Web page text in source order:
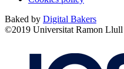
Baked by Digital Bakers
©2019 Universitat Ramon